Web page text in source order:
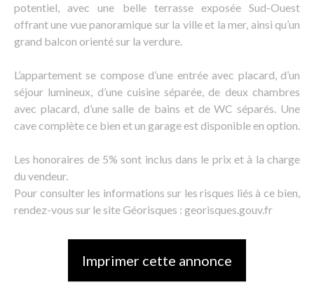
potentiel, avec une belle terrasse exposée Sud-Ouest
offrant une vue panoramique sur la ville et la mer, ainsi qu’un
grand balcon orienté sur la verdure.
L’appartement se compose d’une entrée avec placard, d’un
séjour lumineux, d’une cuisine séparée, de deux chambres
avec placard, d’une salle de bains et de WC séparés. Une
cave complète ce bien et un garage est disponible en option.
Les honoraires de 5% sont inclus dans le prix et à la charge
du vendeur.
Pour consulter les informations sur les risques liés à ce bien,
rendez-vous sur le site Géorisques : georisques.gouv.fr
Imprimer cette annonce